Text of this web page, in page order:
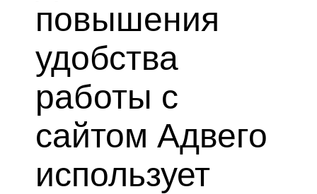
биржа контента №1
Магазин статей
Проверить текст на уникальность
Проверка орфографии онлайн
SEO анализ онлайн
Проверка качества текста
МИР / СБП
WebMoney
Безналичный платеж
повышения
удобства
работы с
сайтом Адвего
использует